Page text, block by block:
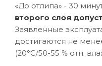
«До отлипа» - 30
второго слоя
Заявленные
достигаются не
(20°C/50-55 % отн.